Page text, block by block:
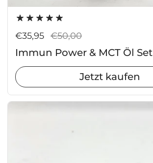
Regulärer Preis
€35,95 Sale-Preis
€50,00
Immun Power & MCT Öl Set
Jetzt kaufen